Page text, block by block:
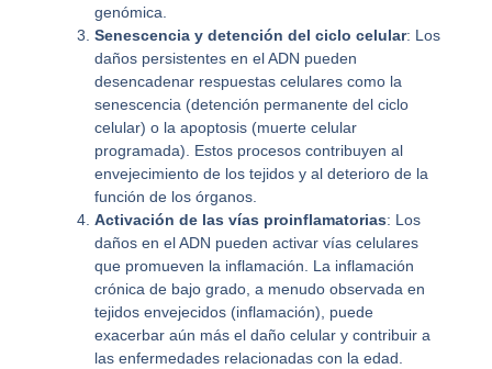
genómica.
Senescencia y detención del ciclo celular: Los
daños persistentes en el ADN pueden
desencadenar respuestas celulares como la
senescencia (detención permanente del ciclo
celular) o la apoptosis (muerte celular
programada). Estos procesos contribuyen al
envejecimiento de los tejidos y al deterioro de la
función de los órganos.
Activación de las vías proinflamatorias: Los
daños en el ADN pueden activar vías celulares
que promueven la inflamación. La inflamación
crónica de bajo grado, a menudo observada en
tejidos envejecidos (inflamación), puede
exacerbar aún más el daño celular y contribuir a
las enfermedades relacionadas con la edad.